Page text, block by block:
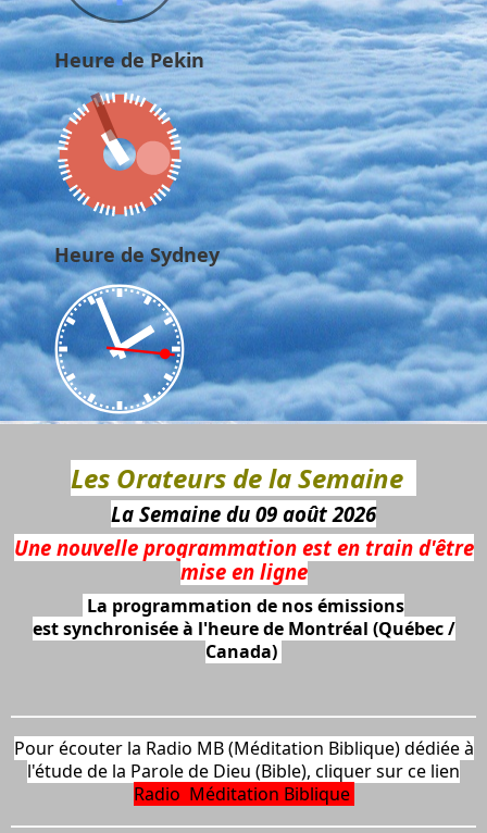
Heure de Pekin
Heure de Sydney
Les Orateurs de la Semaine
La Semaine du 09 août 2026
Une nouvelle programmation est en train d'être
mise en ligne
La programmation de nos émissions
est synchronisée à l'heure de Montréal (Québec /
Canada)
Pour écouter la Radio MB (Méditation Biblique) dédiée à
l'étude de la Parole de Dieu (Bible), cliquer sur ce lien
Radio Méditation Biblique